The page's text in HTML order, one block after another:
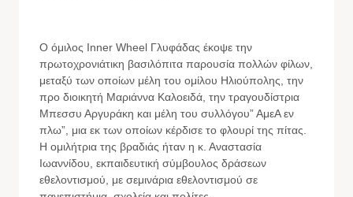
Ο όμιλος Inner Wheel Γλυφάδας έκοψε την
πρωτοχρονιάτικη βασιλόπιτα παρουσία πολλών φίλων,
μεταξύ των οποίων μέλη του ομίλου Ηλιούπολης, την
προ διοικητή Μαριάννα Καλοειδά, την τραγουδίστρια
Μπεσσυ Αργυράκη και μέλη του συλλόγου” ΑμεΑ εν
πλω”, μια εκ των οποίων κέρδισε το φλουρί της πίτας.
Η ομιλήτρια της βραδιάς ήταν η κ. Αναστασία
Ιωαννίδου, εκπαιδευτική σύμβουλος δράσεων
εθελοντισμού, με σεμινάρια εθελοντισμού σε